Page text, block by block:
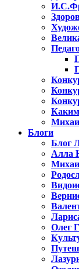
Блоги
Блог
Алла
Олег